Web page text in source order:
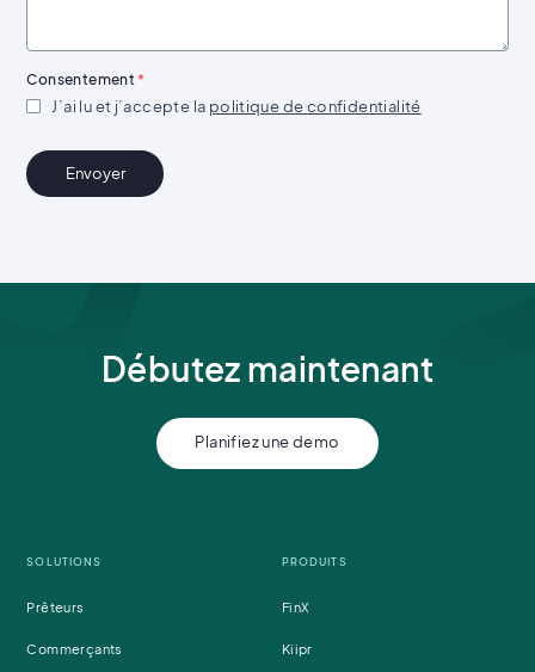
Consentement *
J’ai lu et j’accepte la politique de confidentialité
Envoyer
Débutez maintenant
Planifiez une demo
SOLUTIONS
Prêteurs
Commerçants
PRODUITS
FinX
Kiipr